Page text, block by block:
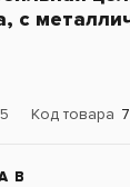
с
Код товара
В